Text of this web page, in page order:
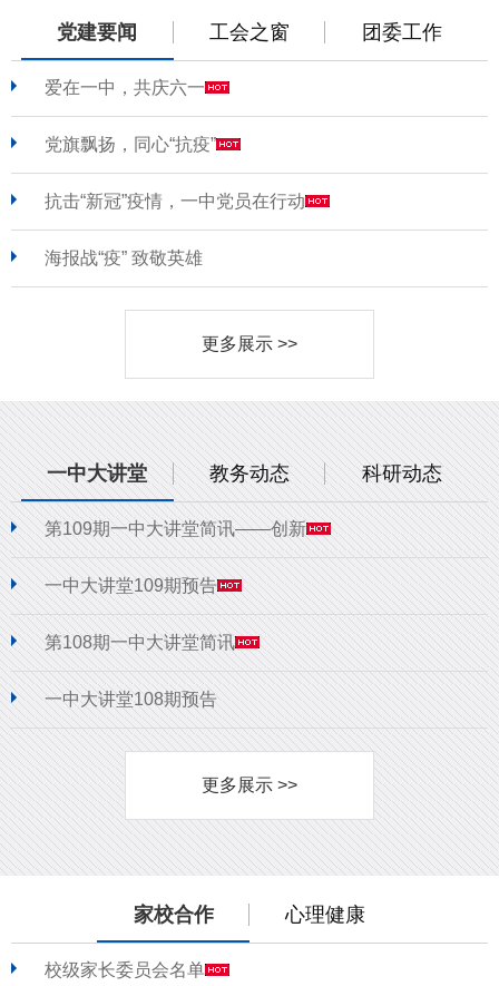
党建要闻 工会之窗 团委工作
爱在一中，共庆六一
党旗飘扬，同心“抗疫”
抗击“新冠”疫情，一中党员在行动
海报战“疫” 致敬英雄
更多展示 >>
一中大讲堂 教务动态 科研动态
第109期一中大讲堂简讯——创新
一中大讲堂109期预告
第108期一中大讲堂简讯
一中大讲堂108期预告
更多展示 >>
家校合作 心理健康
校级家长委员会名单